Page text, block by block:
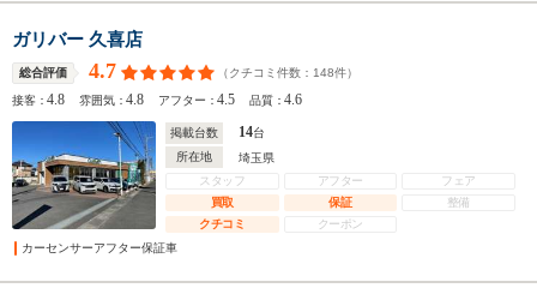
ガリバー 久喜店
総合評価 4.7 （クチコミ件数： 148件）
接客：4.8 雰囲気：4.8 アフター：4.5 品質：4.6
掲載台数 14台
所在地
埼玉県
スタッフ
アフター
フェア
買取
保証
整備
クチコミ
クーポン
カーセンサーアフター保証車